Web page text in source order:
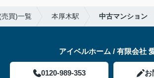
買)一覧 本厚木駅 中古マンション
アイベルホーム / 有限会社
0120-989-353 お